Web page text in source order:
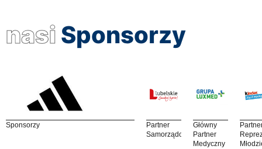
nasi Sponsorzy
Sponsorzy
Partner
Samorządowy
Główny
Partner
Medyczny